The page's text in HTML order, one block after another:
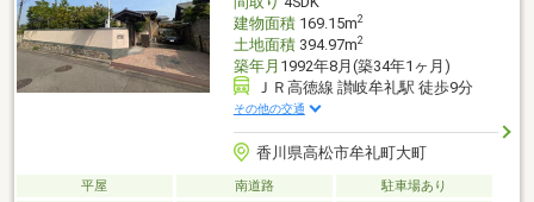
建物面積169.15m2
土地面積394.97m2
築年月 1992年8月(築34年1ヶ月)
ＪＲ高徳線 讃岐牟礼駅 徒歩9分
その他の交通
香川県高松市牟礼町大町
平屋 南道路
駐車場あり